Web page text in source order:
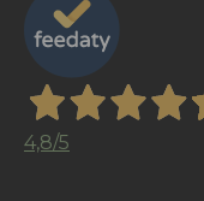
4,8/5